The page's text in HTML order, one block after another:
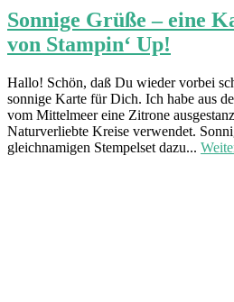
Sonnige Grüße – eine
von Stampin‘ Up!
Hallo! Schön, daß Du wieder vorbei
sonnige Karte für Dich. Ich habe aus
vom Mittelmeer eine Zitrone
Naturverliebte Kreise verwendet.
gleichnamigen Stempelset dazu...